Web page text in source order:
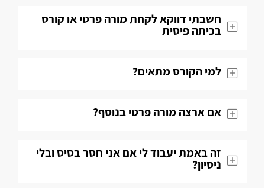
חשבתי דווקא לקחת מורה פרטי או קורס
בכיתה פיסית​
למי הקורס מתאים?
אם ארצה מורה פרטי בנוסף?
זה באמת יעבוד לי אם אני חסר בסיס ובלי
ניסיון?